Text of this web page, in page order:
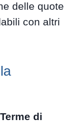
delle quote
con altri
di